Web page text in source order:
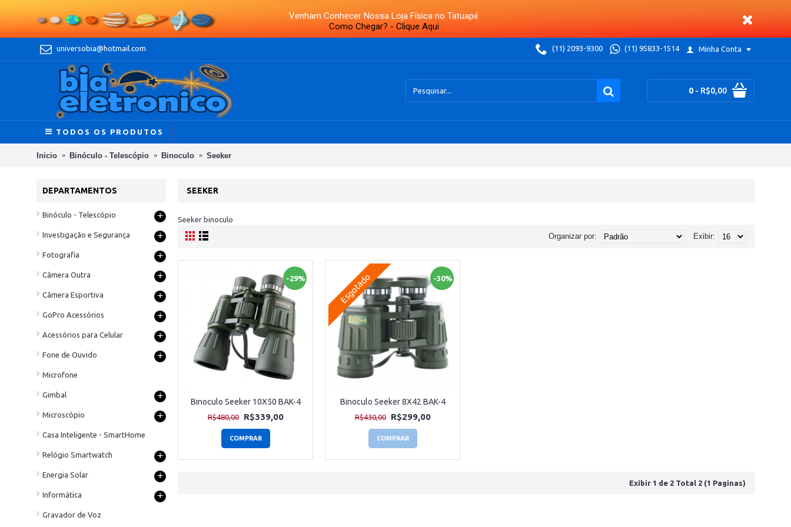
Venham Conhecer Nossa Loja Física no Tatuapé
Como Chegar? - Clique Aqui
universobia@hotmail.com (11) 2093-9300 (11) 95833-1514 Minha Conta
0 - R$0,00
TODOS OS PRODUTOS
Inicio Binóculo - Telescópio Binoculo Seeker
DEPARTAMENTOS
Binóculo - Telescópio +
Investigação e Segurança +
Fotografia +
Câmera Outra +
Câmera Esportiva +
GoPro Acessórios +
Acessórios para Celular +
Fone de Ouvido +
Microfone
Gimbal +
Microscópio +
Casa Inteligente - SmartHome
Relógio Smartwatch +
Energia Solar +
Informática +
Gravador de Voz
SEEKER
Seeker binoculo
Exibir:
Organizar por:
-29%
Binoculo Seeker 10X50 BAK-4
R$480,00 R$339,00
COMPRAR
-30%
Esgotado
Binoculo Seeker 8X42 BAK-4
R$430,00 R$299,00
COMPRAR
Exibir 1 de 2 Total 2 (1 Paginas)